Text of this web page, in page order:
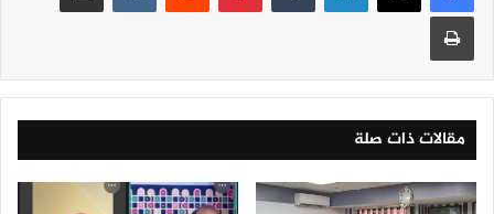
مقالات ذات صلة